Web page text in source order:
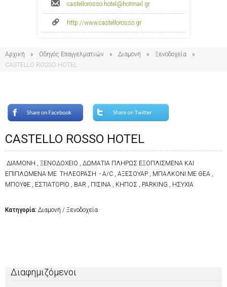
castellorosso.hotel@hotmail.gr
http://www.castellorosso.gr
Αρχική Οδηγός Επαγγελματιών Διαμονή
Ξενοδοχεία
CASTELLO ROSSO HOTEL
CASTELLO ROSSO HOTEL
ΔΙΑΜΟΝΗ , ΞΕΝΟΔΟΧΕΙΟ , ΔΩΜΑΤΙΑ ΠΛΗΡΩΣ ΕΞΟΠΛΙΣΜΕΝΑ ΚΑΙ
ΕΠΙΠΛΩΜΕΝΑ ΜΕ ΤΗΛΕΟΡΑΣΗ - Α/C , ΑΞΕΣΟΥΑΡ , ΜΠΑΛΚΟΝΙ ΜΕ ΘΕΑ ,
ΜΠΟΥΦΕ , ΕΣΤΙΑΤΟΡΙΟ , BAR , ΠΙΣΙΝΑ , ΚΗΠΟΣ , PARKING , ΗΣΥΧΙΑ
Κατηγορία: Διαμονή / Ξενοδοχεία
Διαφημιζόμενοι